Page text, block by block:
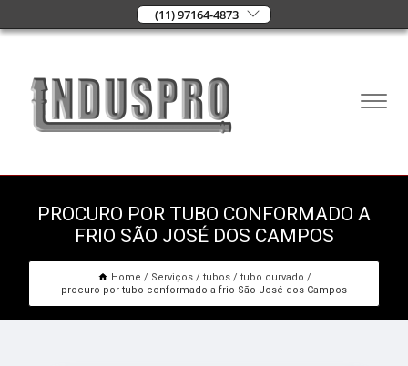
(11) 97164-4873
PROCURO POR TUBO CONFORMADO A
FRIO SÃO JOSÉ DOS CAMPOS
Home Serviços tubos
tubo curvado
procuro por tubo conformado a frio São José dos Campos